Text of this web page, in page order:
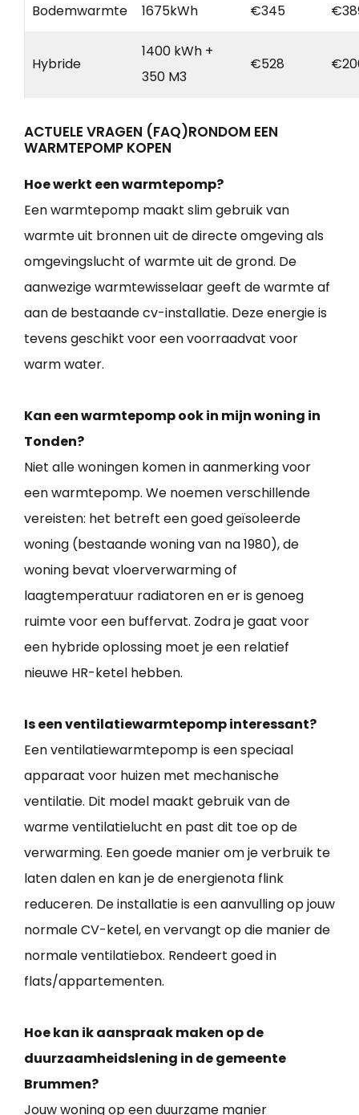
Bodemwarmte 1675kWh €345
Hybride
1400 kWh +
350 M3
€528
ACTUELE VRAGEN (FAQ)RONDOM EEN
WARMTEPOMP KOPEN
Hoe werkt een warmtepomp?
Een warmtepomp maakt slim gebruik van
warmte uit bronnen uit de directe omgeving als
omgevingslucht of warmte uit de grond. De
aanwezige warmtewisselaar geeft de warmte af
aan de bestaande cv-installatie. Deze energie is
tevens geschikt voor een voorraadvat voor
warm water.
Kan een warmtepomp ook in mijn woning in
Tonden?
Niet alle woningen komen in aanmerking voor
een warmtepomp. We noemen verschillende
vereisten: het betreft een goed geïsoleerde
woning (bestaande woning van na 1980), de
woning bevat vloerverwarming of
laagtemperatuur radiatoren en er is genoeg
ruimte voor een buffervat. Zodra je gaat voor
een hybride oplossing moet je een relatief
nieuwe HR-ketel hebben.
Is een ventilatiewarmtepomp interessant?
Een ventilatiewarmtepomp is een speciaal
apparaat voor huizen met mechanische
ventilatie. Dit model maakt gebruik van de
warme ventilatielucht en past dit toe op de
verwarming. Een goede manier om je verbruik te
laten dalen en kan je de energienota flink
reduceren. De installatie is een aanvulling op jouw
normale CV-ketel, en vervangt op die manier de
normale ventilatiebox. Rendeert goed in
flats/appartementen.
Hoe kan ik aanspraak maken op de
duurzaamheidslening in de gemeente
Brummen?
Jouw woning op een duurzame manier